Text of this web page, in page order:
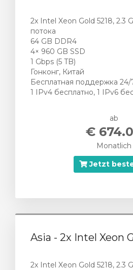
2x Intel Xeon Gold 5218, 2.3
потока
64 GB DDR4
4× 960 GB SSD
1 Gbps (5 TB)
Гонконг, Китай
Бесплатная поддержка 24/
1 IPv4 бесплатно, 1 IPv6
ab
€
Monatlich
Jetzt
Asia - 2x Intel Xeon
2x Intel Xeon Gold 5218, 2.3